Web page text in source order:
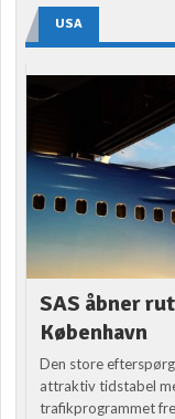
USA
SAS åbner
København
Den store
attraktiv tidstabel
trafikprogrammet